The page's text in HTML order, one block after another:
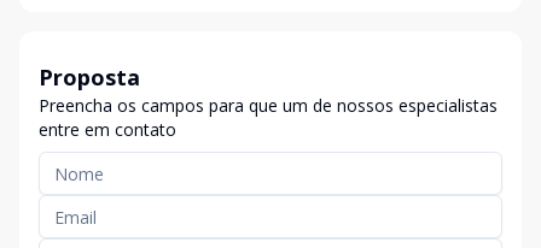
Proposta
Preencha os campos para que um de nossos especialistas
entre em contato